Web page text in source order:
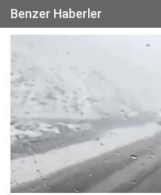
Benzer Haberler